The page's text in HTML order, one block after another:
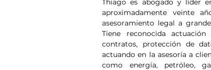
Thiago es abogado y líder
aproximadamente veinte
asesoramiento legal a
Tiene reconocida
contratos, protección de
actuando en la asesoría a
como energía, petróleo,